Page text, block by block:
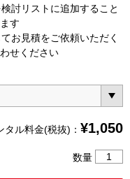
討リストに追加すること
す
お見積をご依頼いただく
せください
タル料金(税抜)： ¥1,050
数量